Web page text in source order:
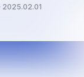
2025.02.01